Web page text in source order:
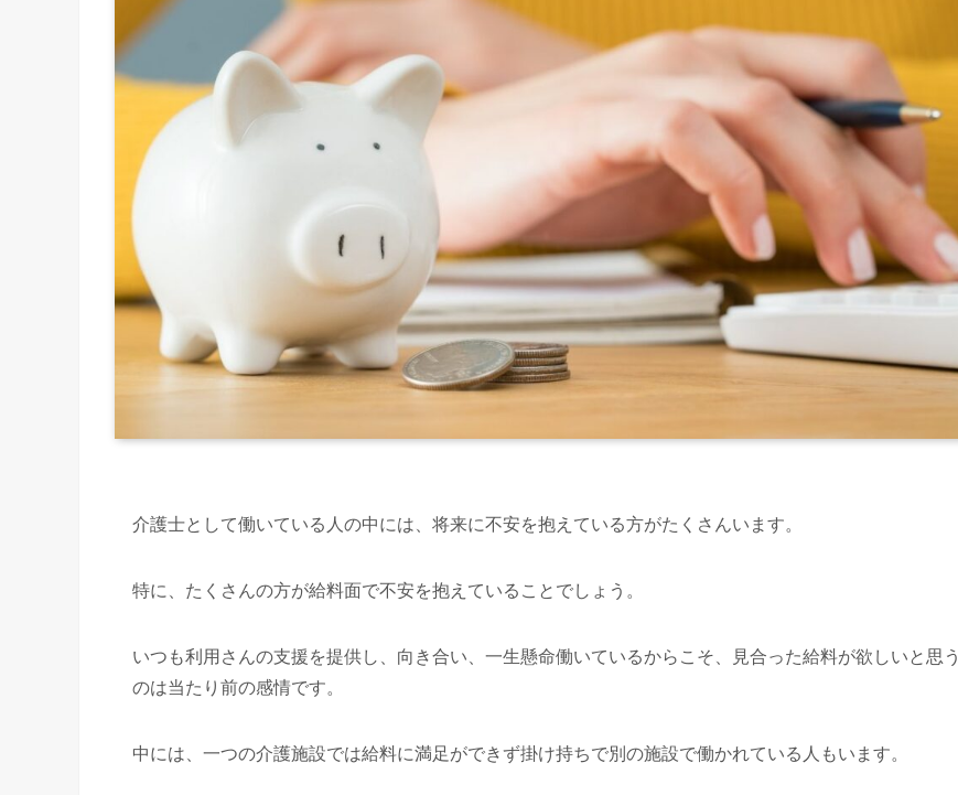
介護士として働いている人の中には、将来に不安を抱えている方がたくさんいます。
特に、たくさんの方が給料面で不安を抱えていることでしょう。
いつも利用さんの支援を提供し、向き合い、一生懸命働いているからこそ、見合った給料が欲しいと思う
のは当たり前の感情です。
中には、一つの介護施設では給料に満足ができず掛け持ちで別の施設で働かれている人もいます。